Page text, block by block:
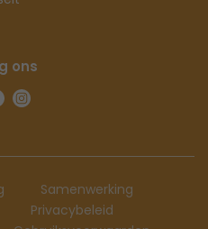
ons
Samenwerking
Privacybeleid